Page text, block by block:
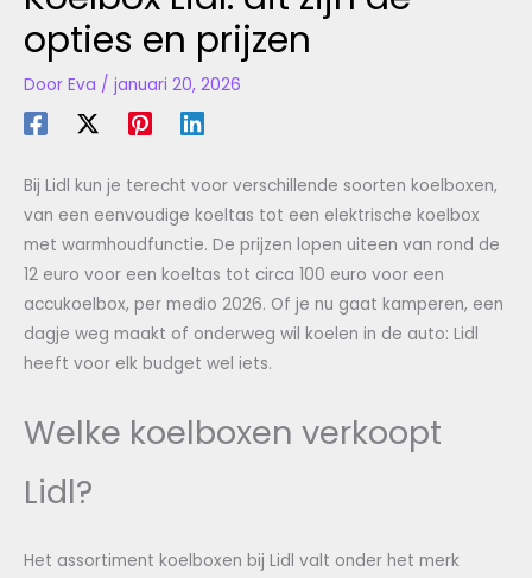
opties en prijzen
Door Eva / januari 20, 2026
Bij Lidl kun je terecht voor verschillende soorten koelboxen,
van een eenvoudige koeltas tot een elektrische koelbox
met warmhoudfunctie. De prijzen lopen uiteen van rond de
12 euro voor een koeltas tot circa 100 euro voor een
accukoelbox, per medio 2026. Of je nu gaat kamperen, een
dagje weg maakt of onderweg wil koelen in de auto: Lidl
heeft voor elk budget wel iets.
Welke koelboxen verkoopt
Lidl?
Het assortiment koelboxen bij Lidl valt onder het merk